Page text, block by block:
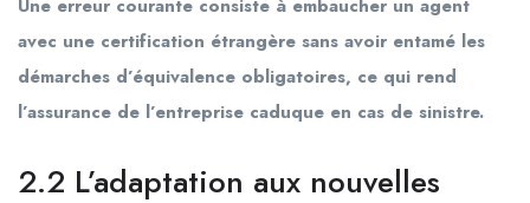
Une erreur courante consiste à embaucher un agent
avec une certification étrangère sans avoir entamé les
démarches d’équivalence obligatoires, ce qui rend
l’assurance de l’entreprise caduque en cas de sinistre.
2.2 L’adaptation aux nouvelles